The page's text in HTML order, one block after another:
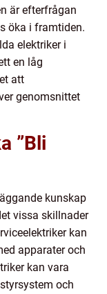
är efterfrågan
öka i framtiden.
elektriker i
en låg
att
genomsnittet
”Bli
kunskap
vissa skillnader
kan
apparater och
kan vara
och